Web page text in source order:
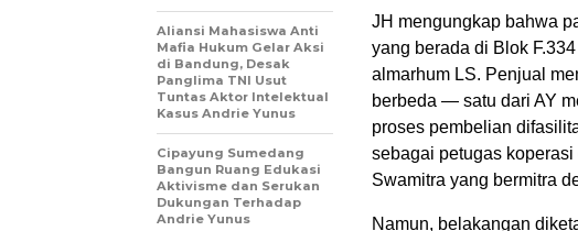
JH mengungkap bahwa
yang berada di Blok
almarhum LS. Penjual
berbeda — satu dari AY
proses pembelian
sebagai petugas
Swamitra yang bermitra
Namun, belakangan
Aliansi Mahasiswa Anti
Mafia Hukum Gelar Aksi
di Bandung, Desak
Panglima TNI Usut
Tuntas Aktor Intelektual
Kasus Andrie Yunus
Cipayung Sumedang
Bangun Ruang Edukasi
Aktivisme dan Serukan
Dukungan Terhadap
Andrie Yunus